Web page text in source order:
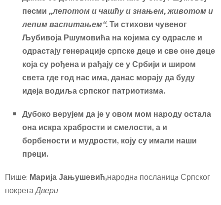
песми„лепотом и чашћу и знањем, животом и
лепим васпитањем“.Ти стихови чувеног
Љубивоја Ршумовића на којима су одрасле и
одрастају генерације српске деце и све оне деце
која су рођена и рађају се у Србији и широм
света где год нас има, данас морају да буду
идеја водиља српског патриотизма.
Дубоко верујем да је у овом мом народу остала
она искра храбрости и смелости, а и
борбености и мудрости, коју су имали наши
преци.
Пише: Марија Јањушевић,народнa посланицa Српског
покретаДвери